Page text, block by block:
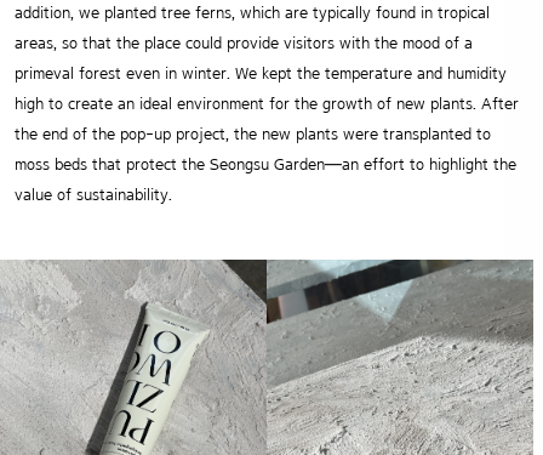
addition, we planted tree ferns, which are typically found in tropical
areas, so that the place could provide visitors with the mood of a
primeval forest even in winter. We kept the temperature and humidity
high to create an ideal environment for the growth of new plants. After
the end of the pop-up project, the new plants were transplanted to
moss beds that protect the Seongsu Garden—an effort to highlight the
value of sustainability.